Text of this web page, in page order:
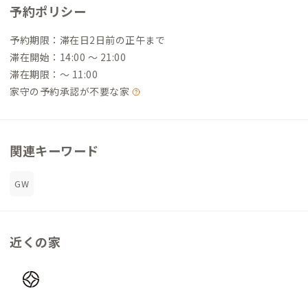
予約ポリシー
予約期限：滞在日2日前の正午まで
滞在開始：14:00 〜 21:00
滞在期限：〜 11:00
家守の予約承認が不要な家
関連キーワード
GW
近くの家